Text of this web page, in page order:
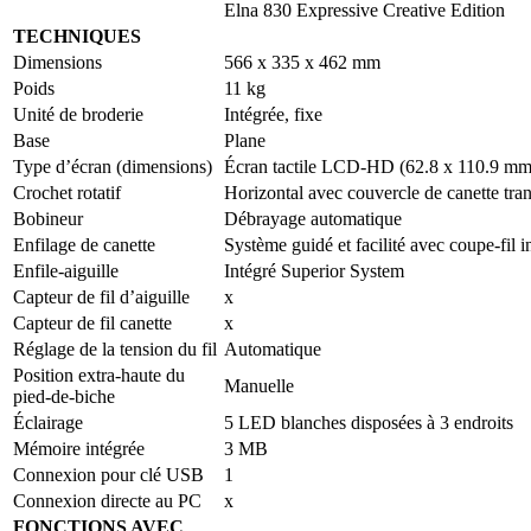
Elna 830 Expressive Creative Edition
TECHNIQUES
Dimensions
566 x 335 x 462 mm
Poids
11 kg
Unité de broderie
Intégrée, fixe
Base
Plane
Type d’écran (dimensions) Écran tactile LCD-HD (62.8 x 110.9
Crochet rotatif
Horizontal avec couvercle de canette
Bobineur
Débrayage automatique
Enfilage de canette
Système guidé et facilité avec coupe-fil
Enfile-aiguille
Intégré Superior System
Capteur de fil d’aiguille
x
Capteur de fil canette
x
Réglage de la tension du fil Automatique
Position extra-haute du
pied-de-biche
Manuelle
Éclairage
5 LED blanches disposées à 3 endroits
Mémoire intégrée
3 MB
Connexion pour clé USB
1
Connexion directe au PC
x
FONCTIONS AVEC